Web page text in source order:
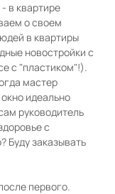
в квартире
о своем
в квартиры
новостройки с
с "пластиком"!).
мастер
идеально
руководитель
с
Буду заказывать
первого.